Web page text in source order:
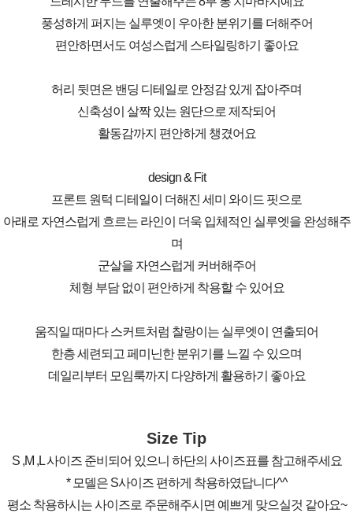
풍성하게 퍼지는 실루엣이 우아한 분위기를 더해주어
편안하면서도 여성스럽게 스타일링하기 좋아요
허리 뒷면은 밴딩 디테일로 안정감 있게 잡아주며
신축성이 살짝 있는 원단으로 제작되어
활동감까지 편안하게 챙겼어요
design & Fit
프론트 원턱 디테일이 더해진 세미 와이드 핏으로
아래로 자연스럽게 흐르는 라인이 더욱 입체적인 실루엣을 완성해주
며
군살을 자연스럽게 커버해주어
체형 부담 없이 편안하게 착용할 수 있어요
움직일 때마다 스커트처럼 찰랑이는 실루엣이 연출되어
한층 세련되고 페미닌한 분위기를 느낄 수 있으며
데일리부터 모임룩까지 다양하게 활용하기 좋아요
Size Tip
S ,M ,L 사이즈 준비되어 있으니 하단의 사이즈표를 참고해주세요
* 모델은 S사이즈 편하게 착용하였답니다^^
평소 착용하시는 사이즈로 주문해주시면 예쁘게 맞으실것 같아요~